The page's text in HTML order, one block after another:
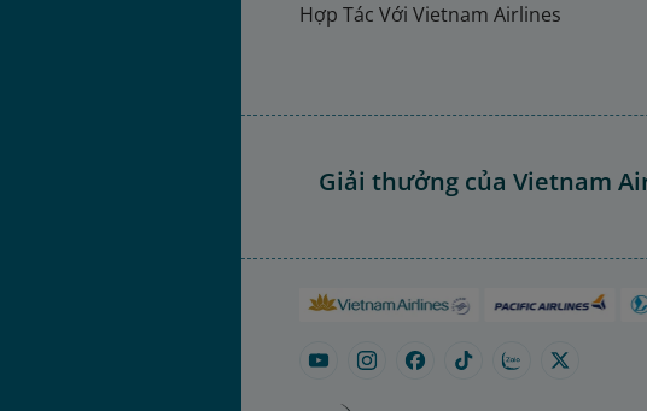
Hợp Tác Với Vietnam Airlines
Giải thưởng của Vietnam